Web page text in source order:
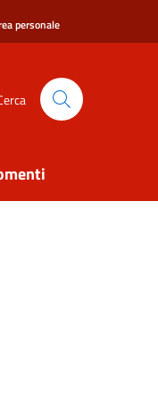
personale